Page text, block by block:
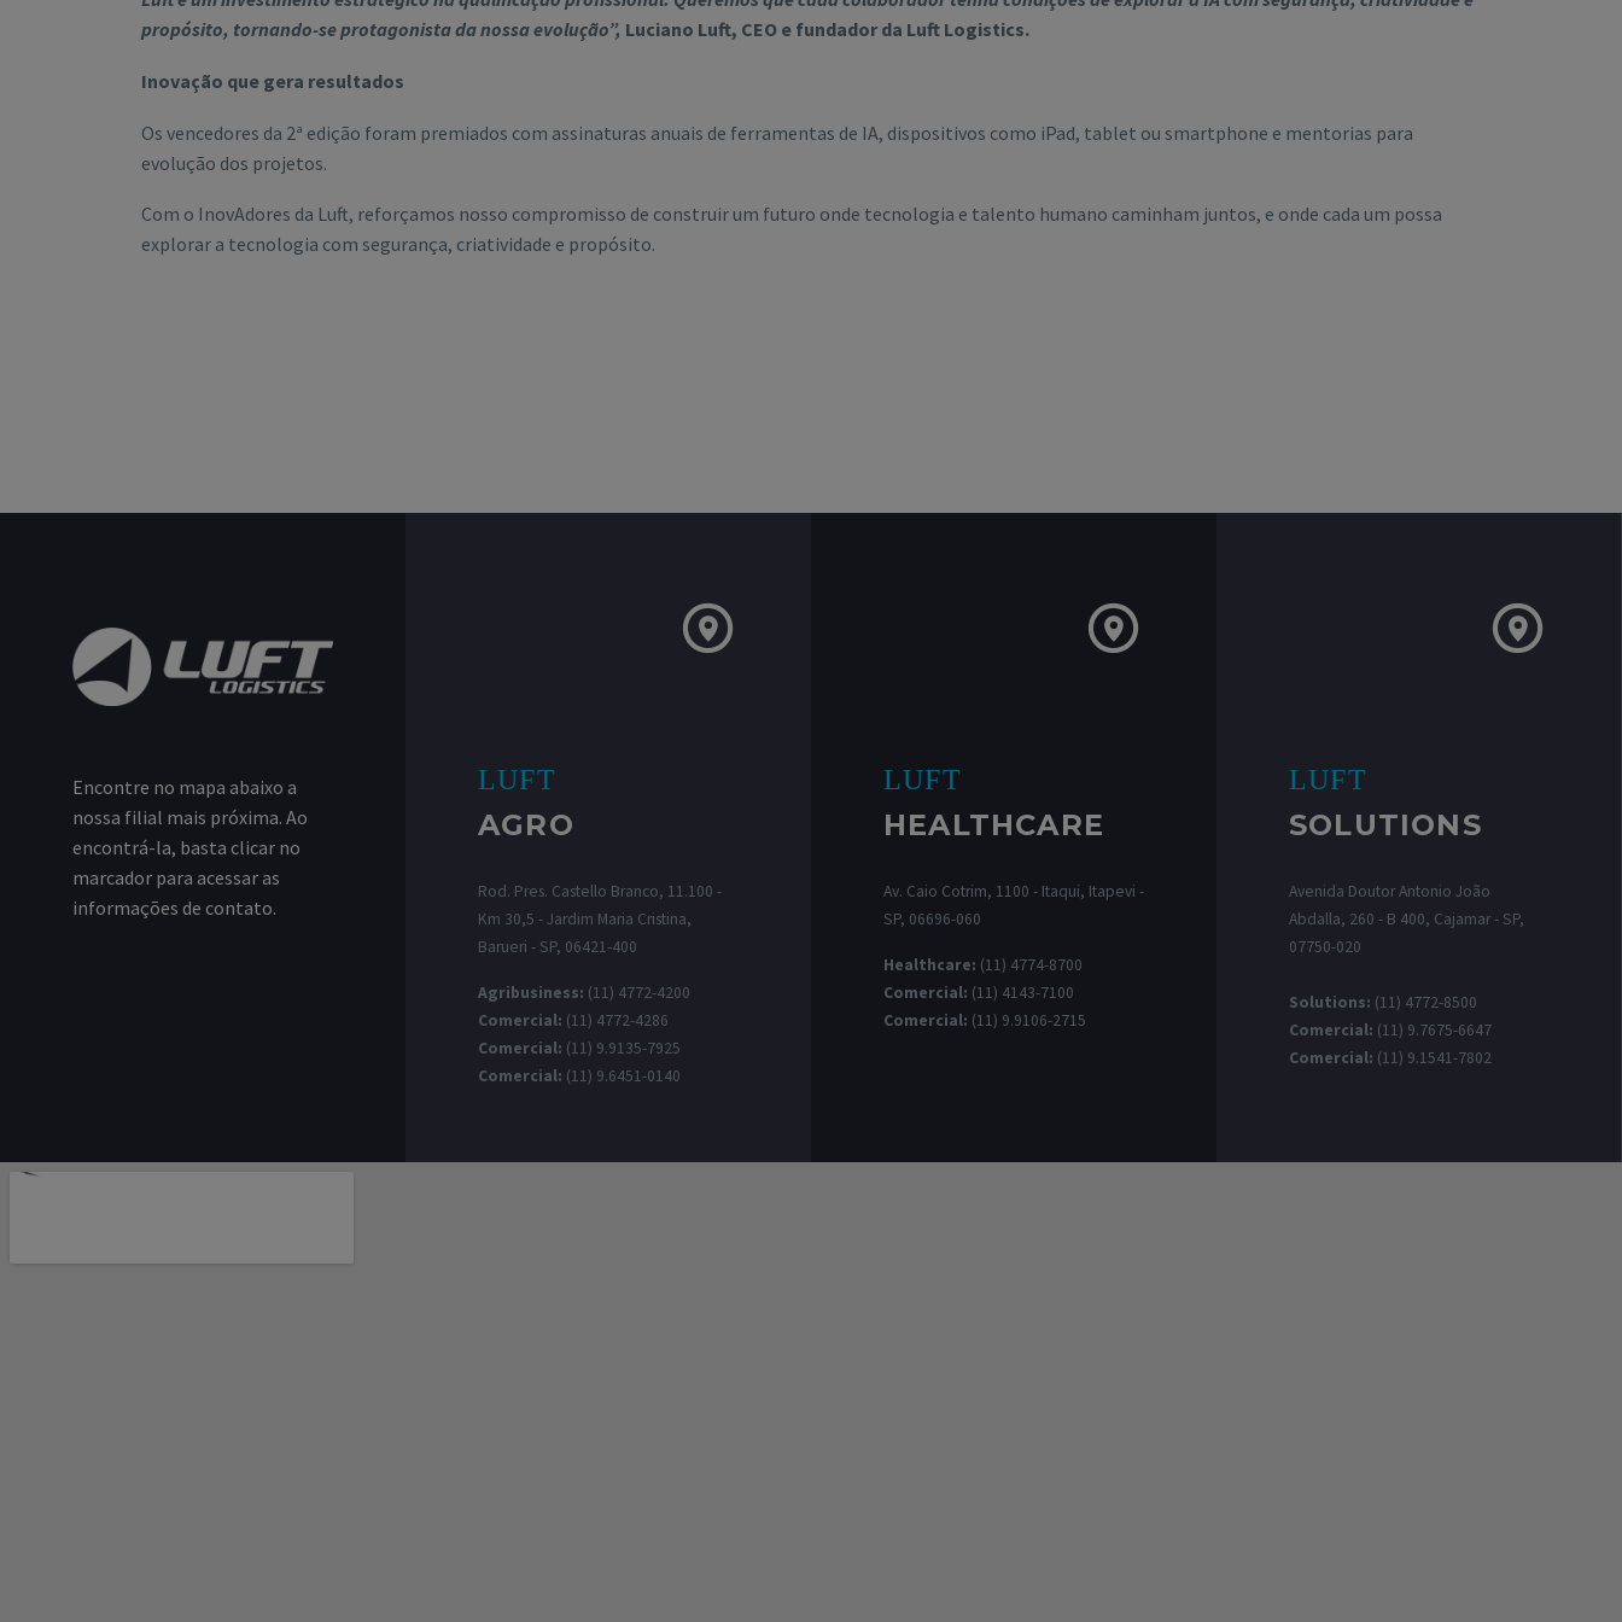
propósito, tornando-se protagonista da nossa evolução”, Luciano Luft, CEO e fundador da Luft Logistics.
Inovação que gera resultados
Os vencedores da 2ª edição foram premiados com assinaturas anuais de ferramentas de IA, dispositivos como iPad, tablet ou smartphone e mentorias para
evolução dos projetos.
Com o InovAdores da Luft, reforçamos nosso compromisso de construir um futuro onde tecnologia e talento humano caminham juntos, e onde cada um possa
explorar a tecnologia com segurança, criatividade e propósito.
Encontre no mapa abaixo a
nossa filial mais próxima. Ao
encontrá-la, basta clicar no
marcador para acessar as
informações de contato.
LUFT
AGRO
Rod. Pres. Castello Branco, 11.100 -
Km 30,5 - Jardim Maria Cristina,
Barueri - SP, 06421-400
Agribusiness: (11) 4772-4200
Comercial: (11) 4772-4286
Comercial: (11) 9.9135-7925
Comercial: (11) 9.6451-0140
LUFT
HEALTHCARE
Av. Caio Cotrim, 1100 - Itaqui, Itapevi -
SP, 06696-060
Healthcare: (11) 4774-8700
Comercial: (11) 4143-7100
Comercial: (11) 9.9106-2715
LUFT
SOLUTIONS
Avenida Doutor Antonio João
Abdalla, 260 - B 400, Cajamar - SP,
07750-020
Solutions: (11) 4772-8500
Comercial: (11) 9.7675-6647
Comercial: (11) 9.1541-7802